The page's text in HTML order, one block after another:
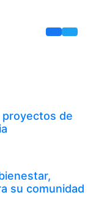
proyectos de
su comunidad